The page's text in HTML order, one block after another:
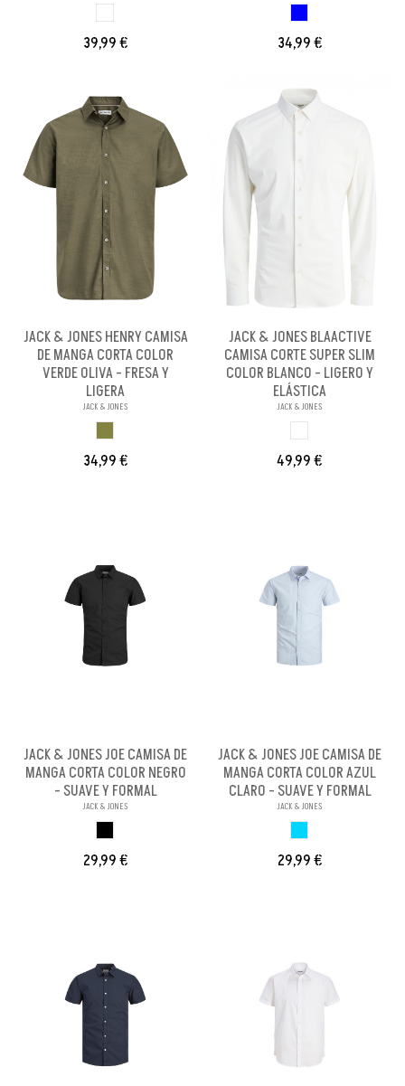
39,99 € 34,99 €
JACK & JONES HENRY CAMISA
DE MANGA CORTA COLOR
VERDE OLIVA - FRESA Y
LIGERA
JACK & JONES
34,99 €
JACK & JONES BLAACTIVE
CAMISA CORTE SUPER SLIM
COLOR BLANCO - LIGERO Y
ELÁSTICA
JACK & JONES
49,99 €
JACK & JONES JOE CAMISA DE
MANGA CORTA COLOR NEGRO
- SUAVE Y FORMAL
JACK & JONES
29,99 €
JACK & JONES JOE CAMISA DE
MANGA CORTA COLOR AZUL
CLARO - SUAVE Y FORMAL
JACK & JONES
29,99 €